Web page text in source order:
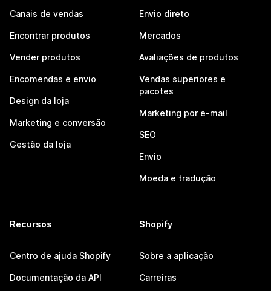
Canais de vendas
Encontrar produtos
Vender produtos
Encomendas e envio
Design da loja
Marketing e conversão
Gestão da loja
Envio direto
Mercados
Avaliações de produtos
Vendas superiores e
pacotes
Marketing por e-mail
SEO
Envio
Moeda e tradução
Recursos
Centro de ajuda Shopify
Documentação da API
Shopify
Sobre a aplicação
Carreiras